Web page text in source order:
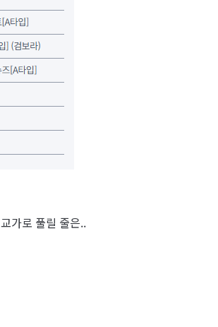
가로 풀릴 줄은..